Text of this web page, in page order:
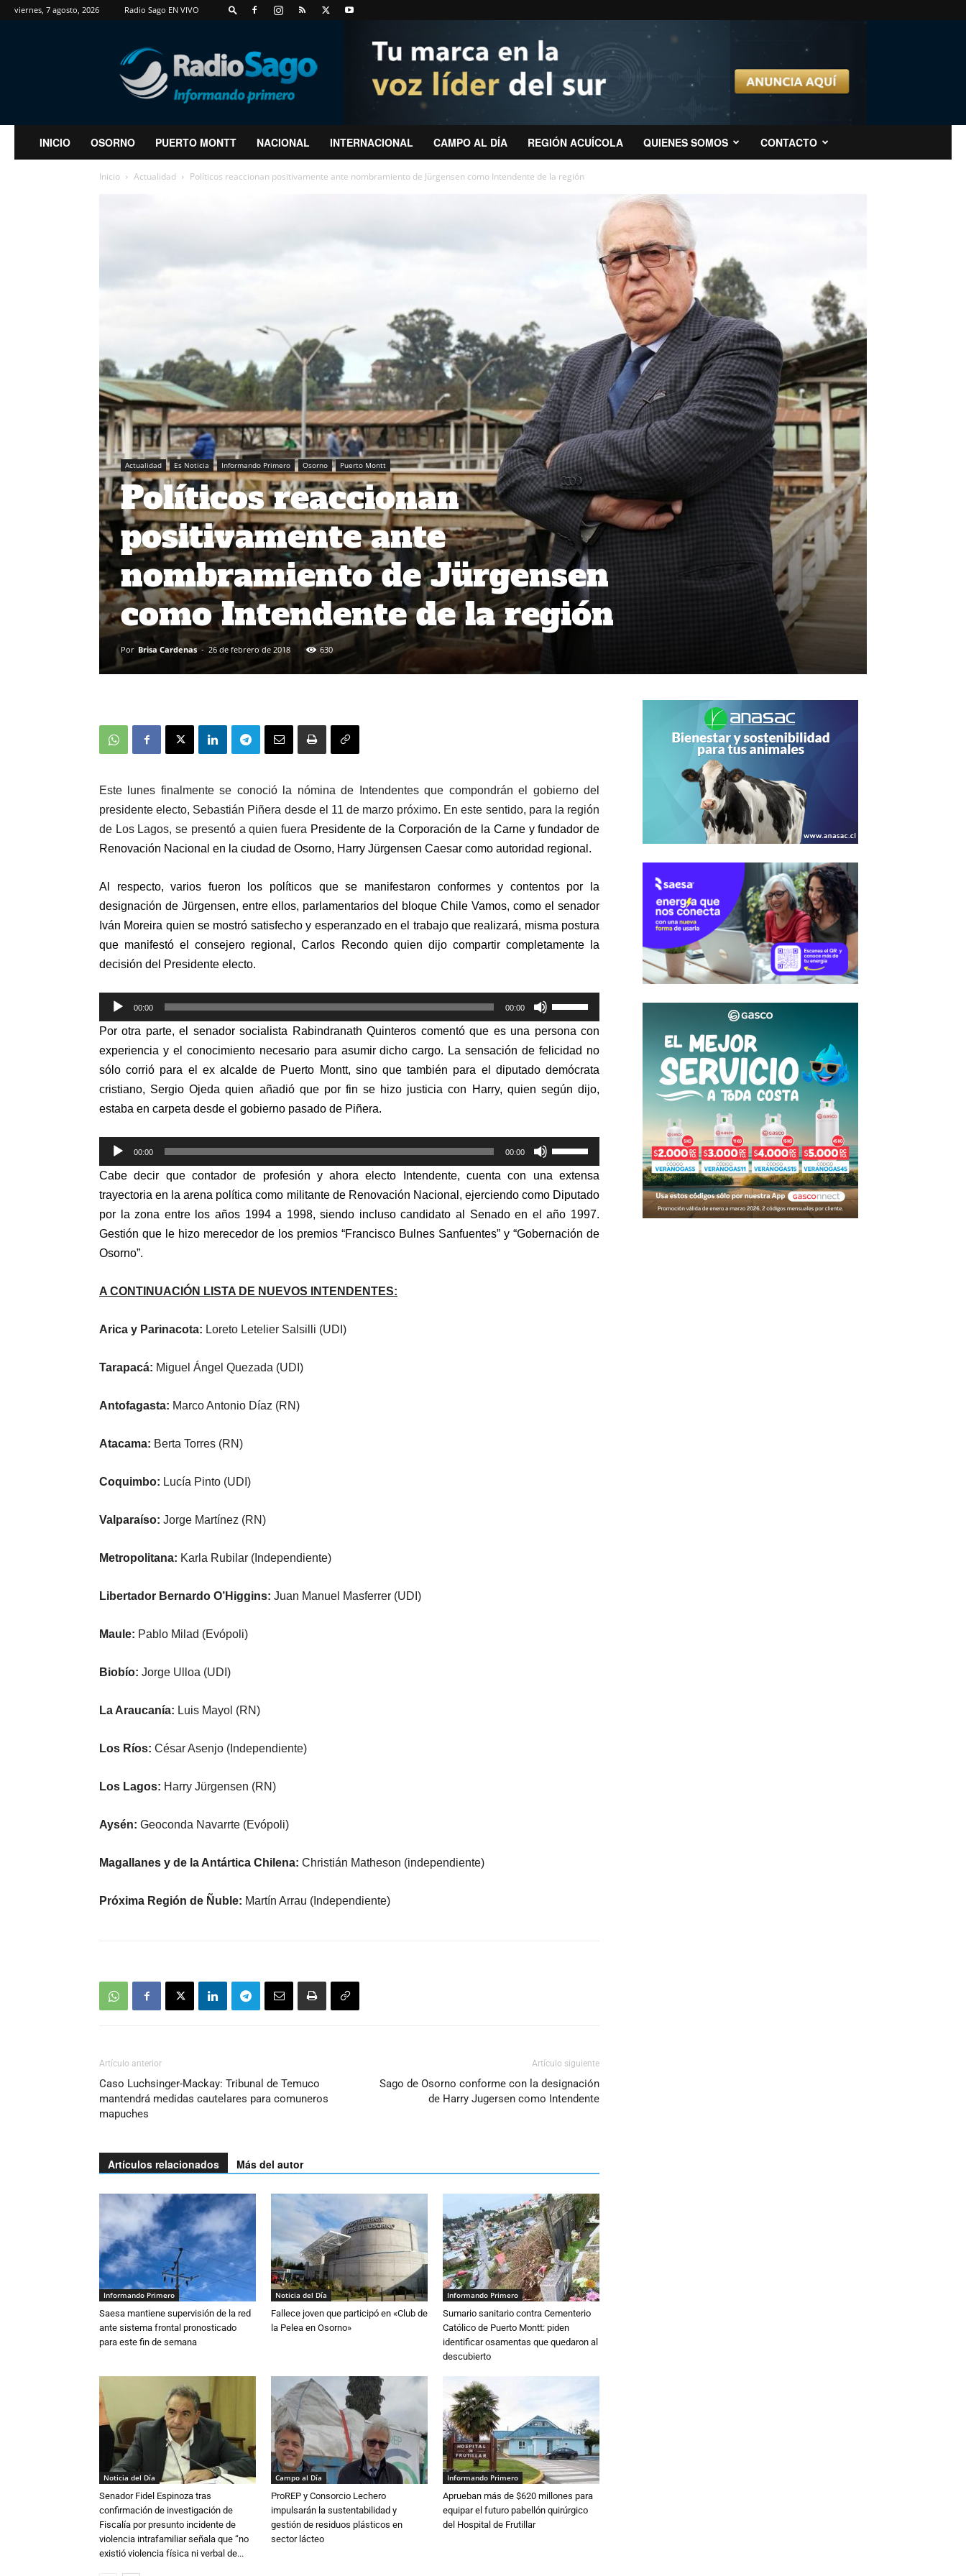
viernes, 7 agosto, 2026 Radio Sago EN VIVO
RadioSago
INICIO OSORNO PUERTO MONTT NACIONAL INTERNACIONAL CAMPO AL DÍA REGIÓN ACUÍCOLA QUIENES SOMOS CONTACTO
Inicio Actualidad Políticos reaccionan positivamente ante nombramiento de Jürgensen como Intendente de la región
Actualidad Es Noticia Informando Primero Osorno Puerto Montt
Políticos reaccionan
positivamente ante
nombramiento de Jürgensen
como Intendente de la región
Por Brisa Cardenas - 26 de febrero de 2018 630
Este lunes finalmente se conoció la nómina de Intendentes que compondrán el gobierno del
presidente electo, Sebastián Piñera desde el 11 de marzo próximo. En este sentido, para la región
de Los Lagos, se presentó a quien fuera Presidente de la Corporación de la Carne yfundador de
Renovación Nacional en la ciudad de Osorno, Harry Jürgensen Caesar como autoridad regional.
Al respecto, varios fueron los políticos que se manifestaron conformes y contentos por la
designación de Jürgensen, entre ellos, parlamentarios del bloque Chile Vamos, como el senador
Iván Moreira quien se mostró satisfecho y esperanzado en el trabajo que realizará, misma postura
que manifestó el consejero regional, Carlos Recondo quien dijo compartir completamente la
decisión del Presidente electo.
Reproductor
de
audio
00:00 00:00
las
teclas
de
flecha
arriba/abajo
o
disminuir
el
Por otra parte, el senador socialista RabindranathQuinteros comentó que es una persona con
experiencia y el conocimiento necesario para asumir dicho cargo. La sensación de felicidad no
sólo corrió para el ex alcalde de Puerto Montt, sino que también para el diputado demócrata
cristiano, Sergio Ojeda quien añadió que por fin se hizo justicia con Harry, quien según dijo,
estaba en carpeta desde el gobierno pasado de Piñera.
Reproductor
de
audio
00:00 00:00
las
teclas
de
flecha
arriba/abajo
Cabe decir que contador de profesión y ahora electo Intendente, cuenta con una extensa
trayectoria en la arena política como militante de Renovación Nacional, ejerciendo como Diputado
por la zona entre los años 1994 a 1998, siendo incluso candidato al Senado en el año 1997.
Gestión que le hizo merecedor de los premios “Francisco Bulnes Sanfuentes” y “Gobernación de
Osorno”.
A CONTINUACIÓN LISTA DE NUEVOS INTENDENTES:
Arica y Parinacota: Loreto Letelier Salsilli (UDI)
Tarapacá: Miguel Ángel Quezada (UDI)
Antofagasta: Marco Antonio Díaz (RN)
Atacama: Berta Torres (RN)
Coquimbo: Lucía Pinto (UDI)
Valparaíso: Jorge Martínez (RN)
Metropolitana: Karla Rubilar (Independiente)
Libertador Bernardo O’Higgins: Juan Manuel Masferrer (UDI)
Maule: Pablo Milad (Evópoli)
Biobío: Jorge Ulloa (UDI)
La Araucanía: Luis Mayol (RN)
Los Ríos: César Asenjo (Independiente)
Los Lagos: Harry Jürgensen (RN)
Aysén: Geoconda Navarrte (Evópoli)
Magallanes y de la Antártica Chilena: Christián Matheson (independiente)
Próxima Región de Ñuble: Martín Arrau (Independiente)
Artículo anterior
Caso Luchsinger-Mackay: Tribunal de Temuco
mantendrá medidas cautelares para comuneros
mapuches
Artículo siguiente
Sago de Osorno conforme con la designación
de Harry Jugersen como Intendente
Artículos relacionados Más del autor
Informando Primero
Saesa mantiene supervisión de la red
ante sistema frontal pronosticado
para este fin de semana
Noticia del Día
Fallece joven que participó en «Club de
la Pelea en Osorno»
Informando Primero
Sumario sanitario contra Cementerio
Católico de Puerto Montt: piden
identificar osamentas que quedaron al
descubierto
Noticia del Día
Senador Fidel Espinoza tras
confirmación de investigación de
Fiscalía por presunto incidente de
violencia intrafamiliar señala que “no
existió violencia física ni verbal de...
Campo al Día
ProREP y Consorcio Lechero
impulsarán la sustentabilidad y
gestión de residuos plásticos en
sector lácteo
Informando Primero
Aprueban más de $620 millones para
equipar el futuro pabellón quirúrgico
del Hospital de Frutillar